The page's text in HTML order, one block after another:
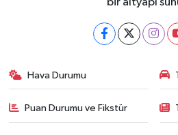
Hava Durumu
Puan Durumu ve Fikstür